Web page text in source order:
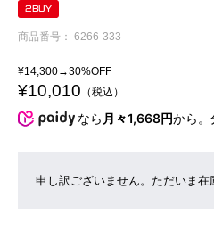
2BUY
商品番号 6266-333
¥14,300→30%OFF
¥10,010 税込
なら 月々1,668円から。
申し訳ございません。ただいま在